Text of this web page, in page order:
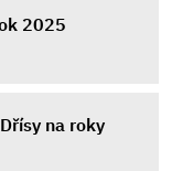
2025
na roky